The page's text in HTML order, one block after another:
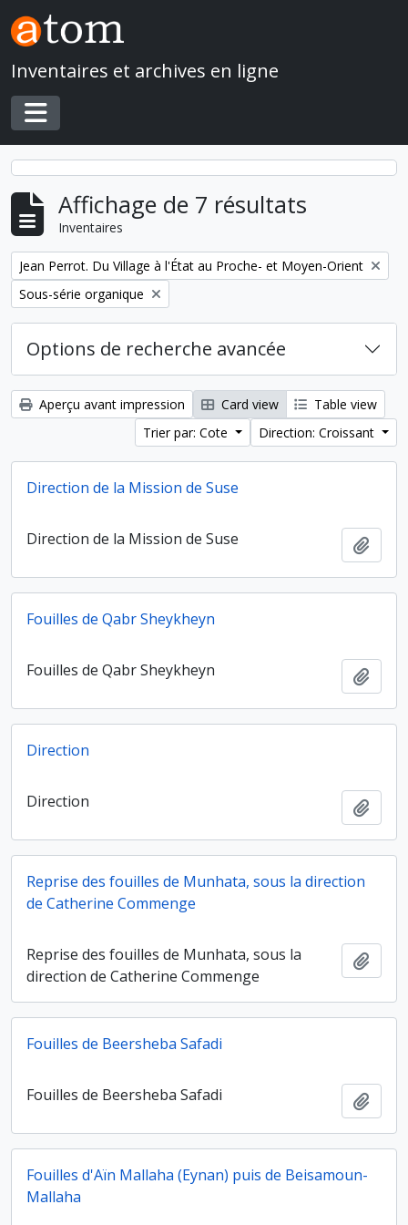
Skip to main content
Inventaires et archives en ligne
Toggle navigation
Affichage de 7 résultats
Inventaires
Remove filter:
Jean Perrot. Du Village à l'État au Proche- et Moyen-Orient
Remove filter:
Sous-série organique
Options de recherche avancée
Aperçu avant impression Card view
Table view
Trier par: Cote
Direction: Croissant
Direction de la Mission de Suse
Direction de la Mission de Suse
Fouilles de Qabr Sheykheyn
Fouilles de Qabr Sheykheyn
Direction
Direction
Reprise des fouilles de Munhata, sous la direction
de Catherine Commenge
Reprise des fouilles de Munhata, sous la
direction de Catherine Commenge
Fouilles de Beersheba Safadi
Fouilles de Beersheba Safadi
Fouilles d'Aïn Mallaha (Eynan) puis de Beisamoun-
Mallaha